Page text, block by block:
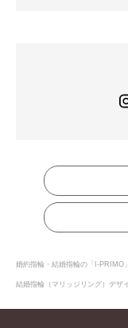
婚約指輪・結婚指輪の「I-PRIMO
結婚指輪（マリッジリング）デザ